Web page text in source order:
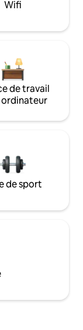
Wifi
de travail
de sport